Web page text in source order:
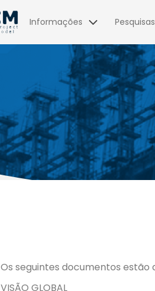
Informações
Depoimentos
Reconhecimento
Internacional
Tributo a Archibald
Videos
Pesquisas
Lições
Resultados
Resultados
Resultados
Resultados
Resultados
Os seguintes documentos estão
VISÃO GLOBAL